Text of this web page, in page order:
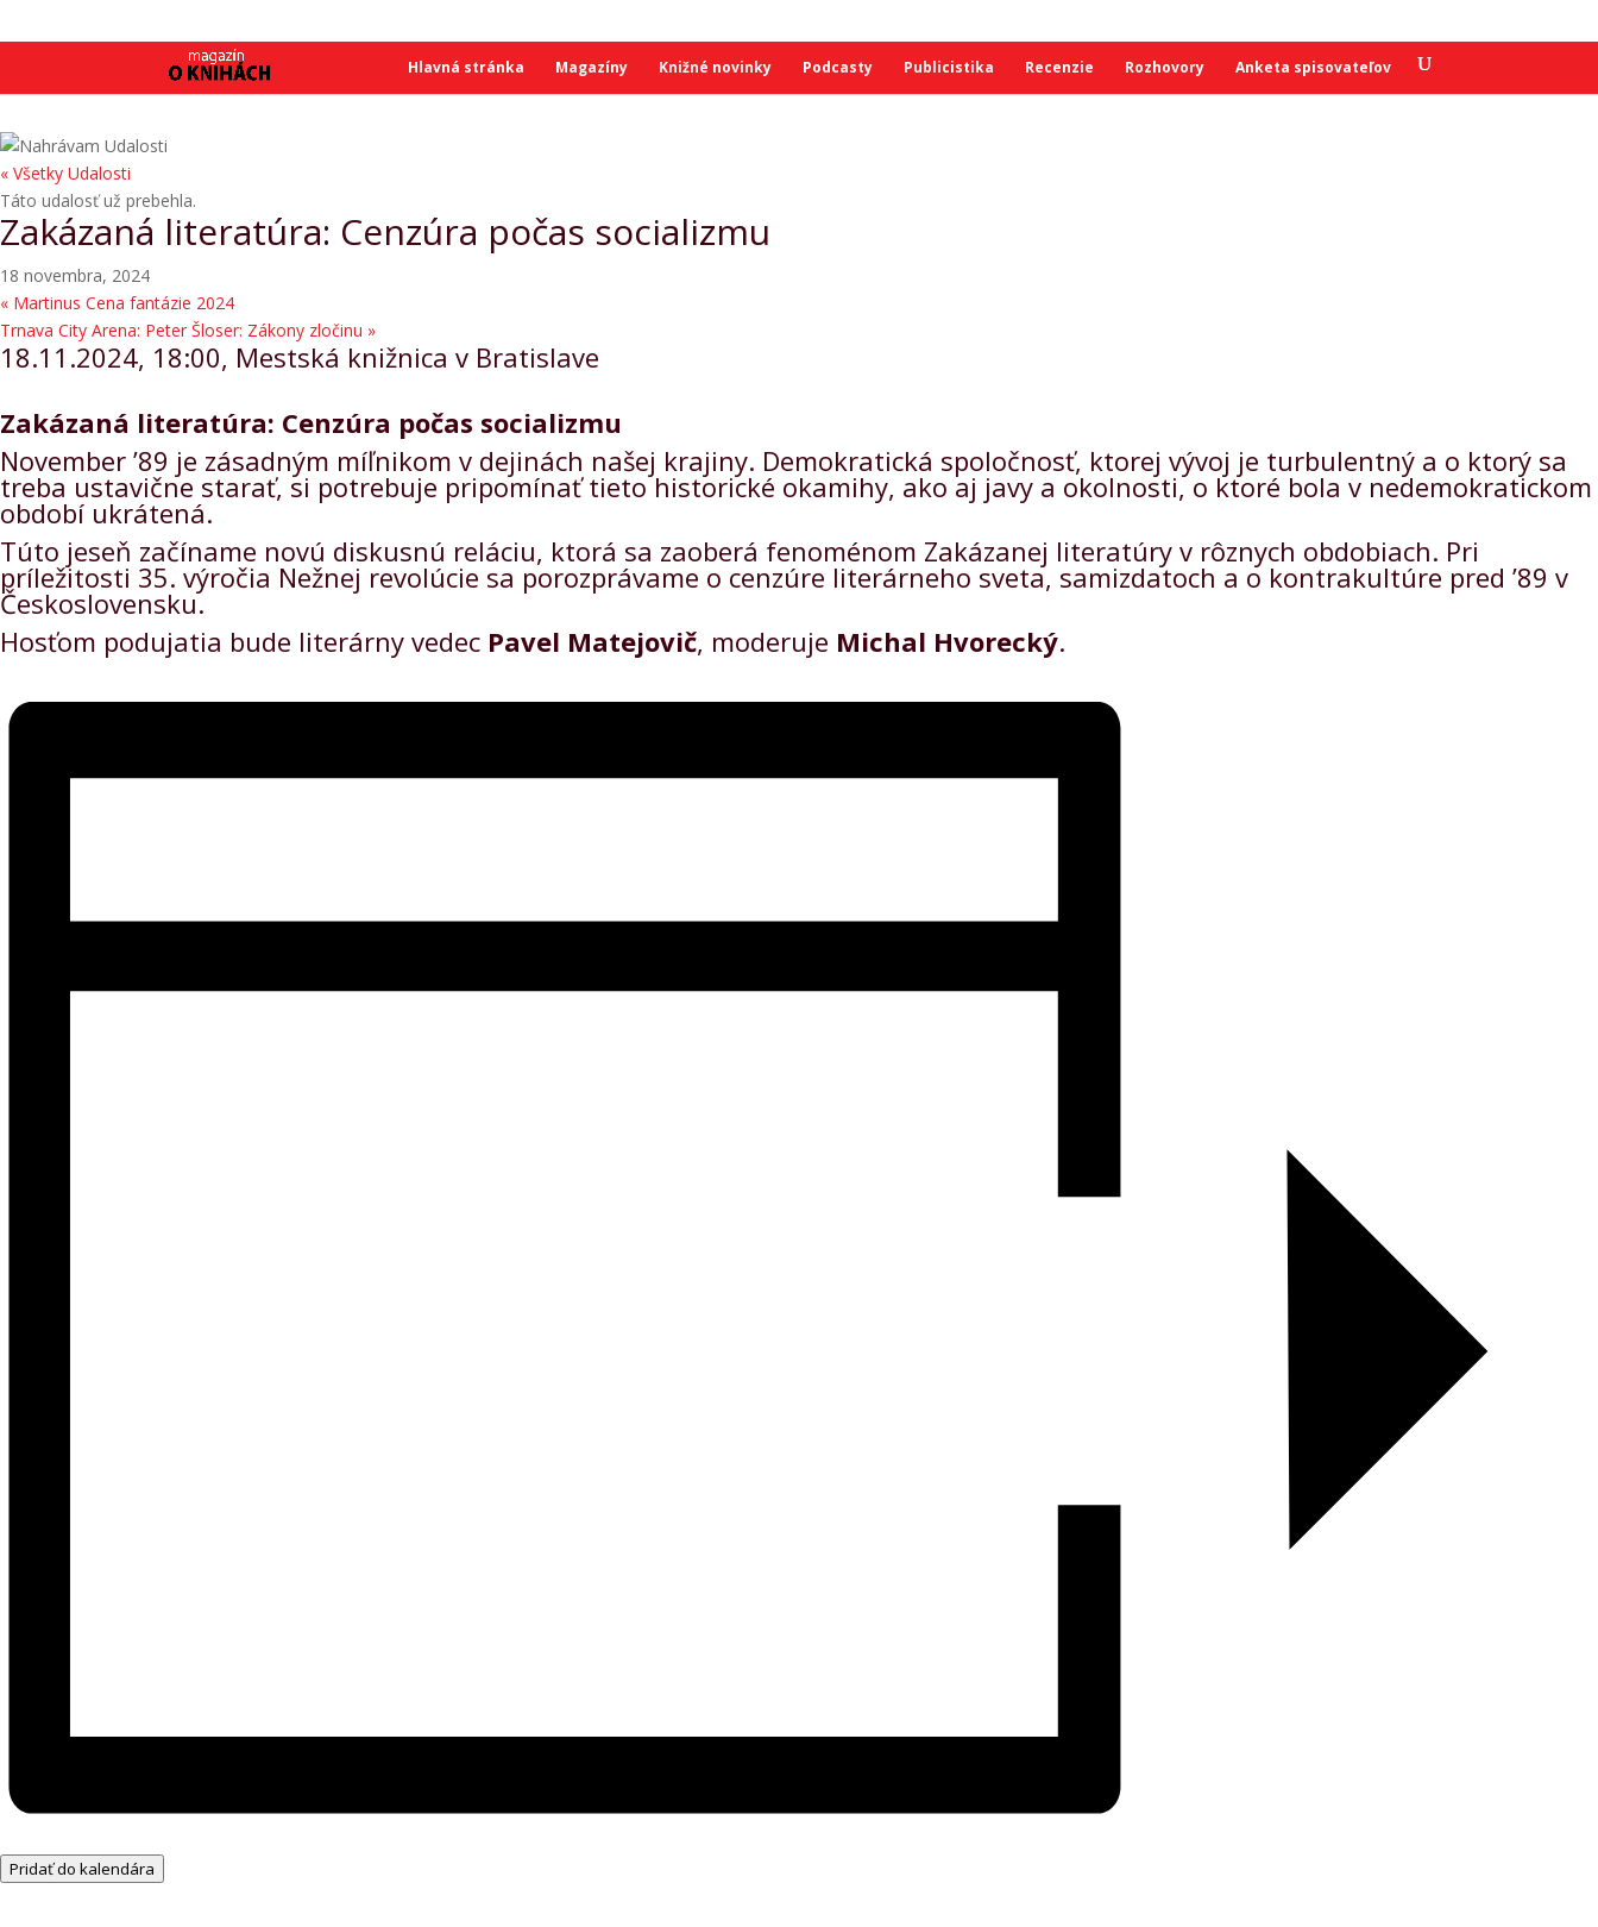
Hlavná stránka Magazíny Knižné novinky Podcasty Publicistika Recenzie Rozhovory Anketa spisovateľov
« Všetky Udalosti
Táto udalosť už prebehla.
Zakázaná literatúra: Cenzúra počas socializmu
18 novembra, 2024
« Martinus Cena fantázie 2024
Trnava City Arena: Peter Šloser: Zákony zločinu »
18.11.2024, 18:00, Mestská knižnica v Bratislave
Zakázaná literatúra: Cenzúra počas socializmu
November ’89 je zásadným míľnikom v dejinách našej krajiny. Demokratická spoločnosť, ktorej vývoj je turbulentný a o ktorý sa
treba ustavične starať, si potrebuje pripomínať tieto historické okamihy, ako aj javy a okolnosti, o ktoré bola v nedemokratickom
období ukrátená.
Túto jeseň začíname novú diskusnú reláciu, ktorá sa zaoberá fenoménom Zakázanej literatúry v rôznych obdobiach. Pri
príležitosti 35. výročia Nežnej revolúcie sa porozprávame o cenzúre literárneho sveta, samizdatoch a o kontrakultúre pred ’89 v
Československu.
Hosťom podujatia bude literárny vedec Pavel Matejovič, moderuje Michal Hvorecký.
Pridať do kalendára